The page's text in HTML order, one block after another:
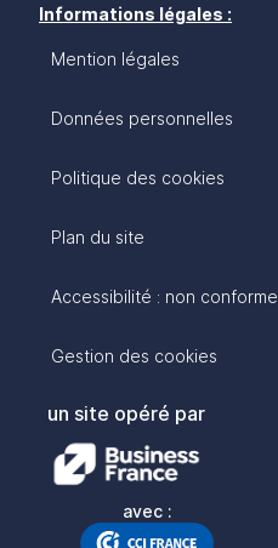
Informations légales :
Mention légales
Données personnelles
Politique des cookies
Plan du site
Accessibilité : non conforme
Gestion des cookies
un site opéré par
avec :